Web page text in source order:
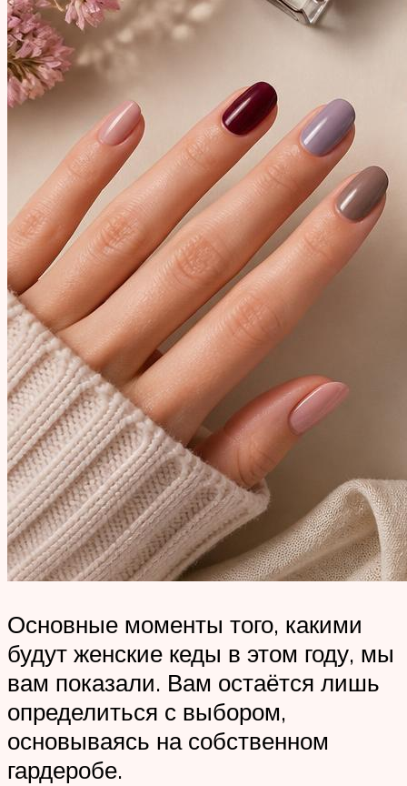
Основные моменты того, какими
будут женские кеды в этом году, мы
вам показали. Вам остаётся лишь
определиться с выбором,
основываясь на собственном
гардеробе.